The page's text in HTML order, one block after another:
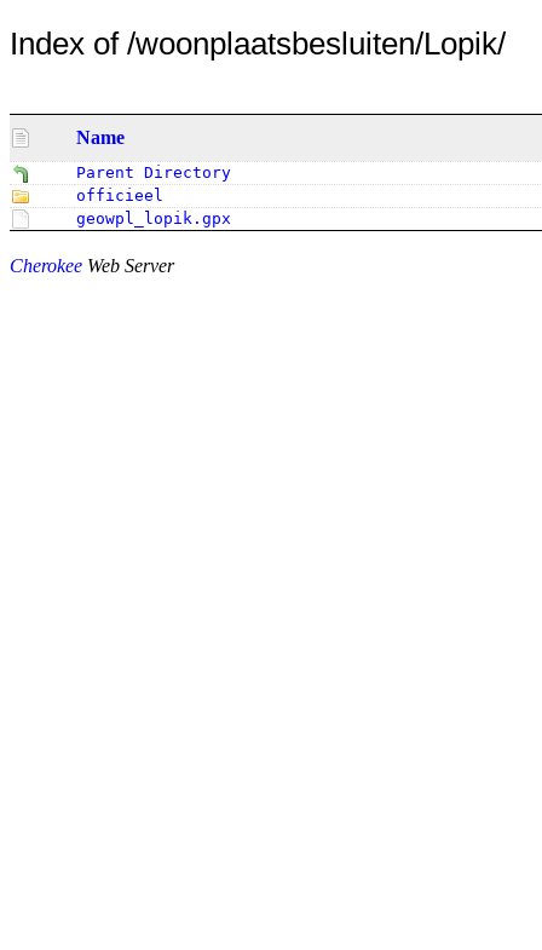
Index of /woonplaatsbesluiten/Lopik/
Name
Parent Directory
officieel
geowpl_lopik.gpx
Cherokee Web Server